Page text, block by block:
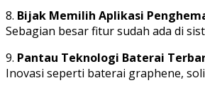
8. Bijak Memilih Aplikasi
Sebagian besar fitur sudah ada di
9. Pantau Teknologi Baterai
Inovasi seperti baterai graphene,